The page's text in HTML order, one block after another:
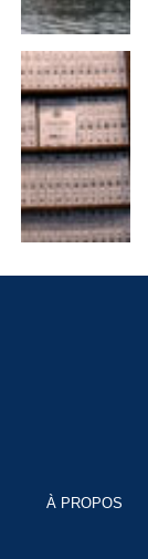
À PROPOS